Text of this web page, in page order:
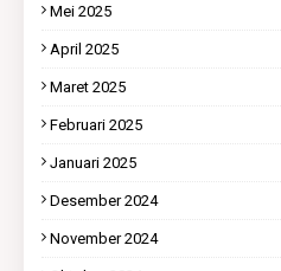
Mei 2025
April 2025
Maret 2025
Februari 2025
Januari 2025
Desember 2024
November 2024